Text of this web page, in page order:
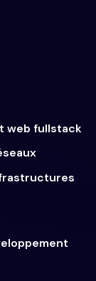
web fullstack